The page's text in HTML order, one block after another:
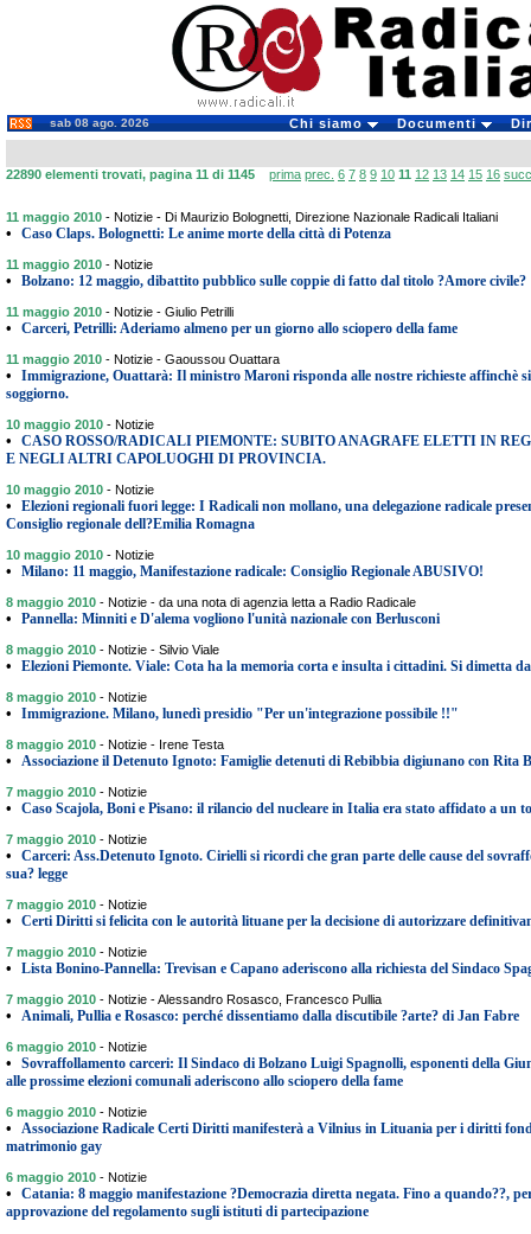
sab 08 ago. 2026 Chi siamo Documenti
22890 elementi trovati, pagina 11 di 1145 prima prec. 6 7 8 9 10 11 12 13 14 15 16
11 maggio 2010 - Notizie - Di Maurizio Bolognetti, Direzione Nazionale Radicali Italiani
• Caso Claps. Bolognetti: Le anime morte della città di Potenza
11 maggio 2010 - Notizie
• Bolzano: 12 maggio, dibattito pubblico sulle coppie di fatto dal titolo ?Amore civile?
11 maggio 2010 - Notizie - Giulio Petrilli
• Carceri, Petrilli: Aderiamo almeno per un giorno allo sciopero della fame
11 maggio 2010 - Notizie - Gaoussou Ouattara
•
Immigrazione, Ouattarà: Il ministro Maroni risponda alle nostre richieste affinchè
soggiorno.
10 maggio 2010 - Notizie
•
CASO ROSSO/RADICALI PIEMONTE: SUBITO ANAGRAFE ELETTI IN
E NEGLI ALTRI CAPOLUOGHI DI PROVINCIA.
10 maggio 2010 - Notizie
•
Elezioni regionali fuori legge: I Radicali non mollano, una delegazione radicale
Consiglio regionale dell?Emilia Romagna
10 maggio 2010 - Notizie
• Milano: 11 maggio, Manifestazione radicale: Consiglio Regionale ABUSIVO!
8 maggio 2010 - Notizie - da una nota di agenzia letta a Radio Radicale
• Pannella: Minniti e D'alema vogliono l'unità nazionale con Berlusconi
8 maggio 2010 - Notizie - Silvio Viale
• Elezioni Piemonte. Viale: Cota ha la memoria corta e insulta i cittadini. Si dimetta
8 maggio 2010 - Notizie
• Immigrazione. Milano, lunedì presidio "Per un'integrazione possibile !!"
8 maggio 2010 - Notizie - Irene Testa
• Associazione il Detenuto Ignoto: Famiglie detenuti di Rebibbia digiunano con Rita
7 maggio 2010 - Notizie
• Caso Scajola, Boni e Pisano: il rilancio del nucleare in Italia era stato affidato a un
7 maggio 2010 - Notizie
•
Carceri: Ass.Detenuto Ignoto. Cirielli si ricordi che gran parte delle cause del
sua? legge
7 maggio 2010 - Notizie
• Certi Diritti si felicita con le autorità lituane per la decisione di autorizzare
7 maggio 2010 - Notizie
• Lista Bonino-Pannella: Trevisan e Capano aderiscono alla richiesta del Sindaco
7 maggio 2010 - Notizie - Alessandro Rosasco, Francesco Pullia
• Animali, Pullia e Rosasco: perché dissentiamo dalla discutibile ?arte? di Jan Fabre
6 maggio 2010 - Notizie
•
Sovraffollamento carceri: Il Sindaco di Bolzano Luigi Spagnolli, esponenti della
alle prossime elezioni comunali aderiscono allo sciopero della fame
6 maggio 2010 - Notizie
•
Associazione Radicale Certi Diritti manifesterà a Vilnius in Lituania per i diritti
matrimonio gay
6 maggio 2010 - Notizie
•
Catania: 8 maggio manifestazione ?Democrazia diretta negata. Fino a quando??,
approvazione del regolamento sugli istituti di partecipazione